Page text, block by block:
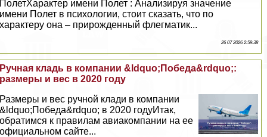
ПолетХаpaктер имени Полет : Анализируя значение
имени Полет в психологии, стоит сказать, что по
хаpaктеру она – прирожденный флегматик...
26 07 2026 2:59:38
Ручная кладь в компании &ldquo;Победа&rdquo;:
размеры и вес в 2020 году
Размеры и вес ручной клади в компании
&ldquo;Победа&rdquo; в 2020 годуИтак,
обратимся к правилам авиакомпании на ее
официальном сайте...